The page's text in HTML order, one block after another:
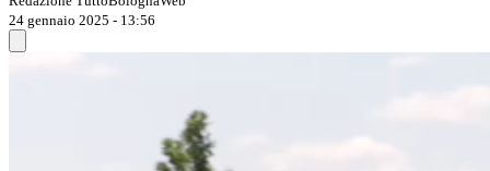
24 gennaio 2025 - 13:56